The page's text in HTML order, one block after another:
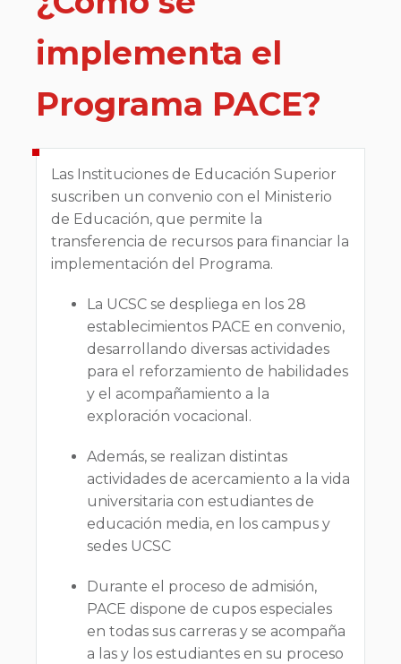
implementa el
Programa PACE?
Las Instituciones de Educación Superior
suscriben un convenio con el Ministerio
de Educación, que permite la
transferencia de recursos para financiar la
implementación del Programa.
La UCSC se despliega en los 28
establecimientos PACE en convenio,
desarrollando diversas actividades
para el reforzamiento de habilidades
y el acompañamiento a la
exploración vocacional.
Además, se realizan distintas
actividades de acercamiento a la vida
universitaria con estudiantes de
educación media, en los campus y
sedes UCSC
Durante el proceso de admisión,
PACE dispone de cupos especiales
en todas sus carreras y se acompaña
a las y los estudiantes en su proceso